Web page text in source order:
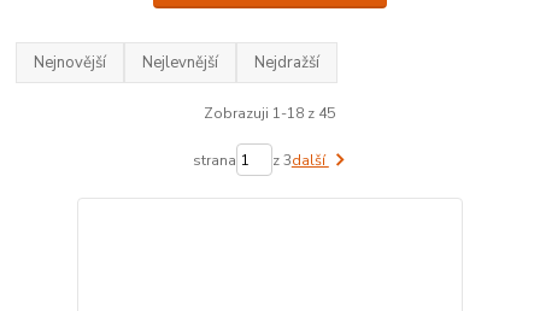
Nejnovější Nejlevnější Nejdražší
Zobrazuji 1-18 z 45
strana z 3další